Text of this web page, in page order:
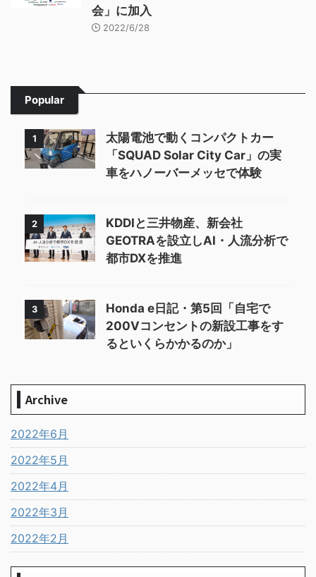
会」に加入
2022/6/28
Popular
1
太陽電池で動くコンパクトカー
「SQUAD Solar City Car」の実
車をハノーバーメッセで体験
2
KDDIと三井物産、新会社
GEOTRAを設立しAI・人流分析で
都市DXを推進
3
Honda e日記・第5回「自宅で
200Vコンセントの新設工事をす
るといくらかかるのか」
Archive
2022年6月
2022年5月
2022年4月
2022年3月
2022年2月